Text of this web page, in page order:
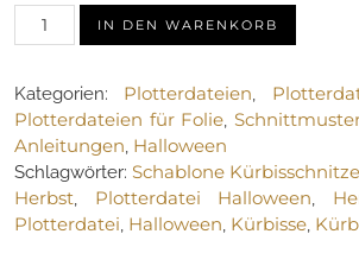
Plotterdatei-
Set
–
Halloween
Gespenster
Plotten
Menge
IN DEN WARENKORB
Kategorien: Plotterdateien
Plotterdateien für Folie
Anleitungen Halloween
Schlagwörter: Schablone
Herbst Plotterdatei Halloween
Plotterdatei Halloween Kürbisse